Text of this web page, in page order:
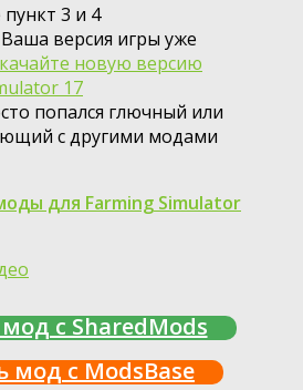
3 и 4
версия игры уже
новую версию
17
попался глючный или
с другими модами
для Farming Simulator
с SharedMods
мод с ModsBase